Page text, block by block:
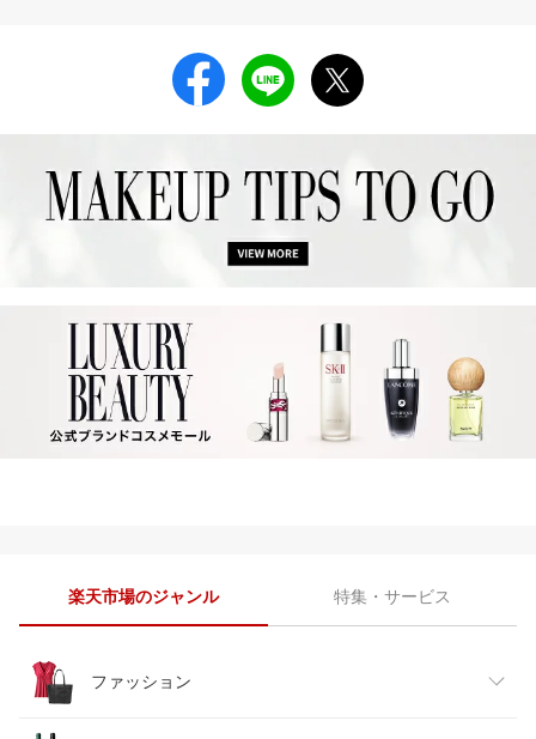
楽天市場のジャンル 特集・サービス
ファッション